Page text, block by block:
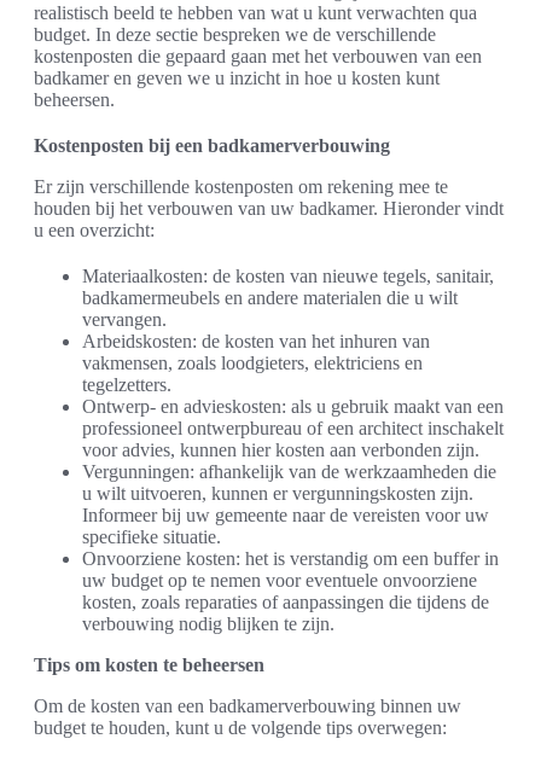
realistisch beeld te hebben van wat u kunt verwachten qua
budget. In deze sectie bespreken we de verschillende
kostenposten die gepaard gaan met het verbouwen van een
badkamer en geven we u inzicht in hoe u kosten kunt
beheersen.
Kostenposten bij een badkamerverbouwing
Er zijn verschillende kostenposten om rekening mee te
houden bij het verbouwen van uw badkamer. Hieronder vindt
u een overzicht:
Materiaalkosten: de kosten van nieuwe tegels, sanitair,
badkamermeubels en andere materialen die u wilt
vervangen.
Arbeidskosten: de kosten van het inhuren van
vakmensen, zoals loodgieters, elektriciens en
tegelzetters.
Ontwerp- en advieskosten: als u gebruik maakt van een
professioneel ontwerpbureau of een architect inschakelt
voor advies, kunnen hier kosten aan verbonden zijn.
Vergunningen: afhankelijk van de werkzaamheden die
u wilt uitvoeren, kunnen er vergunningskosten zijn.
Informeer bij uw gemeente naar de vereisten voor uw
specifieke situatie.
Onvoorziene kosten: het is verstandig om een buffer in
uw budget op te nemen voor eventuele onvoorziene
kosten, zoals reparaties of aanpassingen die tijdens de
verbouwing nodig blijken te zijn.
Tips om kosten te beheersen
Om de kosten van een badkamerverbouwing binnen uw
budget te houden, kunt u de volgende tips overwegen: